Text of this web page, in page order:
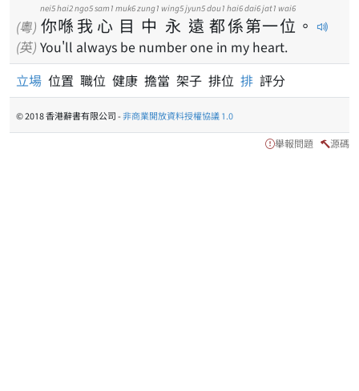
(粵) 你
nei5
喺
hai2
我
ngo5
心
sam1
目
muk6
中
zung1
永
wing5
遠
jyun5
都
dou1
係
hai6
第
dai6
一
jat1
位
wai6
。
(英) You'll always be number one in my heart.
立場 位置 職位 健康 擔當 架子 排位 排 評分
© 2018 香港辭書有限公司 -非商業開放資料授權協議 1.0
舉報問題 源碼